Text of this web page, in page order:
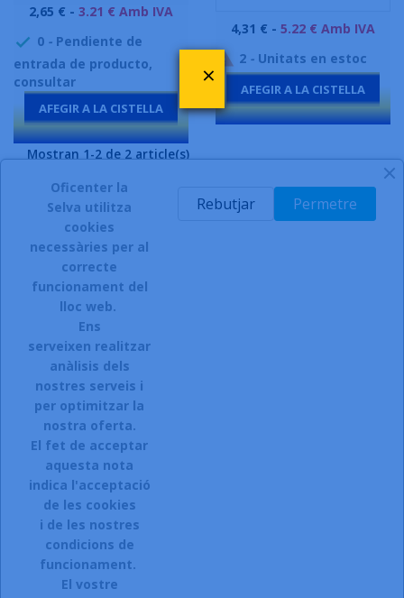
Preu
2,65 € - 3.21 € Amb IVA
 0 - Pendiente de
entrada de producto,
consultar
AFEGIR A LA CISTELLA
-
Preu
4,31 € - 5.22 € Amb IVA
 2 - Unitats en estoc
AFEGIR A LA CISTELLA
-
Mostran 1-2 de 2 article(s)
Torna a l'inici
INSCRIURE'S AL BUTLLETÍ
Accepto el termes, condicions de servei i la política de
privacitat d'aquest lloc web.
ARTICLES
LA NOSTRA COMPANYIA
CONTACTEU:
Oficenter la
Selva utilitza
cookies
necessàries per al
correcte
funcionament del
lloc web.
Ens
serveixen realitzar
anàlisis dels
nostres serveis i
per optimitzar la
nostra oferta.
El fet de acceptar
aquesta nota
indica l'acceptació
de les cookies
i de les nostres
condicions de
funcionament.
El vostre
Permetre
Rebutjar
×